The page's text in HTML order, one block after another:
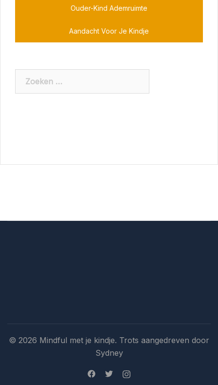
Ouder-Kind Ademruimte
Aandacht Voor Je Kindje
naar:
© 2026 Mindful met je kindje. Trots aangedreven door
Sydney